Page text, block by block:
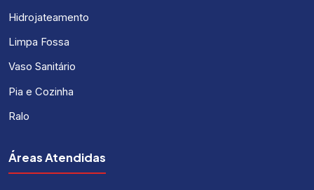
Hidrojateamento
Limpa Fossa
Vaso Sanitário
Pia e Cozinha
Ralo
Áreas Atendidas